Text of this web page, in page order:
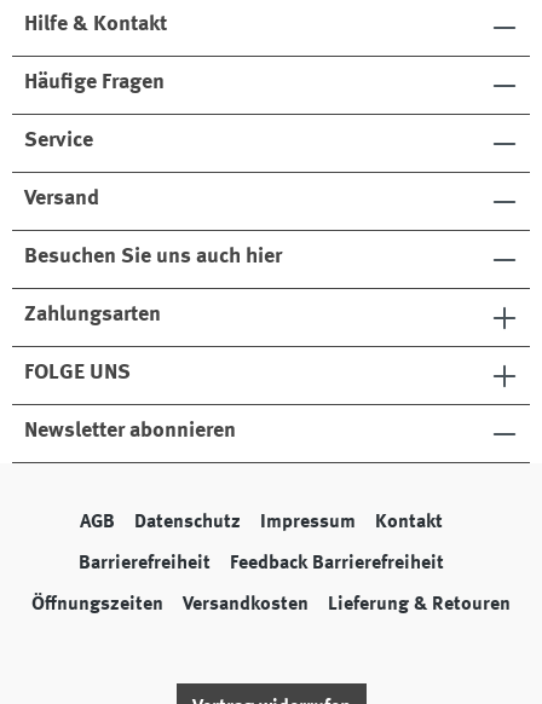
Hilfe & Kontakt
Häufige Fragen
Service
Versand
Besuchen Sie uns auch hier
Zahlungsarten
FOLGE UNS
Newsletter abonnieren
AGB Datenschutz Impressum Kontakt
Barrierefreiheit Feedback Barrierefreiheit
Öffnungszeiten Versandkosten Lieferung & Retouren